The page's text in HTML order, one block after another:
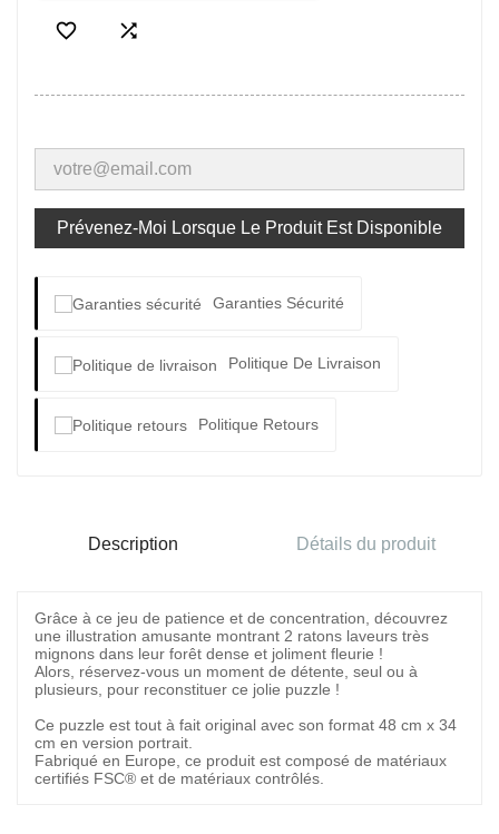
 
Prévenez-Moi Lorsque Le Produit Est Disponible
Garanties Sécurité
Politique De Livraison
Politique Retours
Description Détails du produit
Grâce à ce jeu de patience et de concentration, découvrez
une illustration amusante montrant 2 ratons laveurs très
mignons dans leur forêt dense et joliment fleurie !
Alors, réservez-vous un moment de détente, seul ou à
plusieurs, pour reconstituer ce jolie puzzle !
Ce puzzle est tout à fait original avec son format 48 cm x 34
cm en version portrait.
Fabriqué en Europe, ce produit est composé de matériaux
certifiés FSC® et de matériaux contrôlés.